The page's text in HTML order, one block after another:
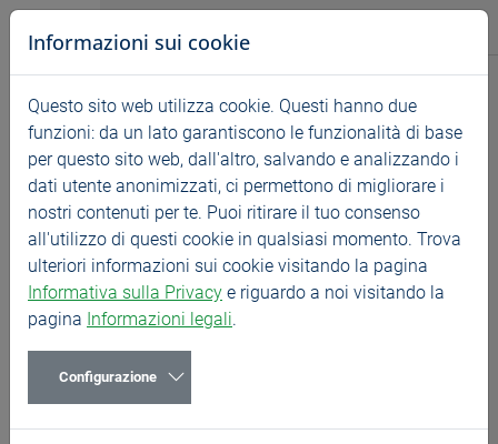
Vai direttamente alla navigazione principale
Vai direttamente al contenuto
Filettature profonde
Il nostro DOMINANT VA45
DF per le filettature fino a
Informazioni sui cookie
Questo sito web utilizza cookie. Questi hanno due
funzioni: da un lato garantiscono le funzionalità di base
per questo sito web, dall'altro, salvando e analizzando i
dati utente anonimizzati, ci permettono di migliorare i
nostri contenuti per te. Puoi ritirare il tuo consenso
all'utilizzo di questi cookie in qualsiasi momento. Trova
ulteriori informazioni sui cookie visitando la pagina
Informativa sulla Privacy e riguardo a noi visitando la
pagina Informazioni legali.
Configurazione
Prodotti